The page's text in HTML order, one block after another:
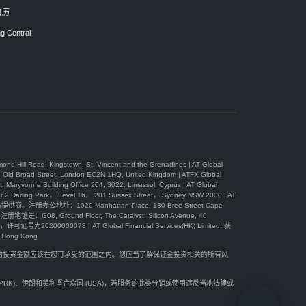
历
Central
Hill Road, Kingstown, St. Vincent and the Grenadines | AT Global
Old Broad Street, London EC2N 1HQ, United Kingdom | ATFX Global
Maryvonne Building Office 204, 3022, Limassol, Cyprus | AT Global
2 Darling Park， Level 16， 201 Sussex Street， Sydney NSW 2000 | AT
供商。注册办公地址：1020 Manhattan Place, 130 Bree Street Cape
册地址是：G08, Ground Floor, The Catalyst, Silicon Avenue, 40
许可证号为20200000078 | AT Global Financial Services(HK) Limited. 获
Hong Kong
资金额应该在您可承受的范围之内。您应当了解保证金投资相关的所有风
、伊朗和美利坚合众国 (USA)，若服务的此类分销或使用违反当地法律或